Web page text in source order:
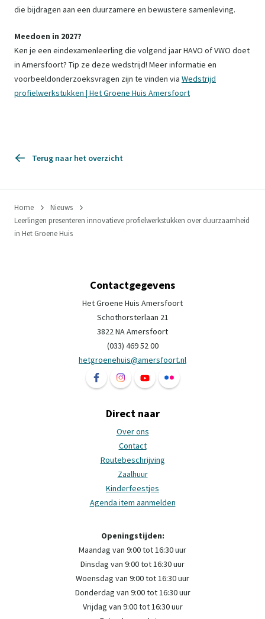
die bijdragen aan een duurzamere en bewustere samenleving.
Meedoen in 2027?
Ken je een eindexamenleerling die volgend jaar HAVO of VWO doet
in Amersfoort? Tip ze deze wedstrijd! Meer informatie en
voorbeeldonderzoeksvragen zijn te vinden via Wedstrijd
profielwerkstukken | Het Groene Huis Amersfoort
Terug naar het overzicht
Home
Nieuws
Leerlingen presenteren innovatieve profielwerkstukken over duurzaamheid
in Het Groene Huis
Contactgegevens
Het Groene Huis Amersfoort
Schothorsterlaan 21
3822 NA Amersfoort
(033) 469 52 00
hetgroenehuis@amersfoort.nl
Volg ons op Facebook Het Groene Huis
Volg ons op Instagram Het Groene
Volg ons op YouTube Het
Volg ons op Flickr Het
Direct naar
Over ons
Contact
Routebeschrijving
Zaalhuur
Kinderfeestjes
Agenda item aanmelden
Openingstijden:
Maandag van 9:00 tot 16:30 uur
Dinsdag van 9:00 tot 16:30 uur
Woensdag van 9:00 tot 16:30 uur
Donderdag van 9:00 tot 16:30 uur
Vrijdag van 9:00 tot 16:30 uur